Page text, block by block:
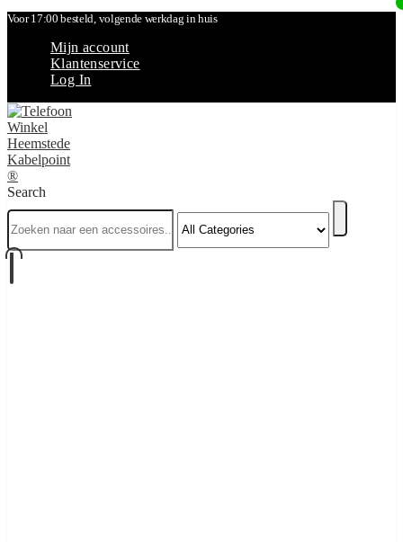
Voor 17:00 besteld, volgende werkdag in huis
Mijn account
Klantenservice
Log In
Search